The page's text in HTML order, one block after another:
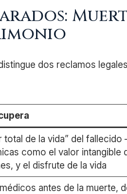
dos reclamos
total de la vida” del
como el valor intangible
y el disfrute de la vida
antes de la muerte,